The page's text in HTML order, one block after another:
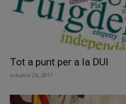
Tot a punt per a la DUI
octubre 26, 2017